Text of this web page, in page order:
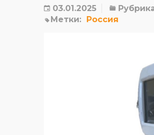
03.01.2025
Метки: Россия